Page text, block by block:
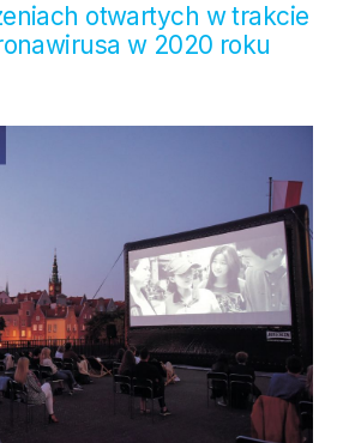
otwartych w trakcie
w 2020 roku